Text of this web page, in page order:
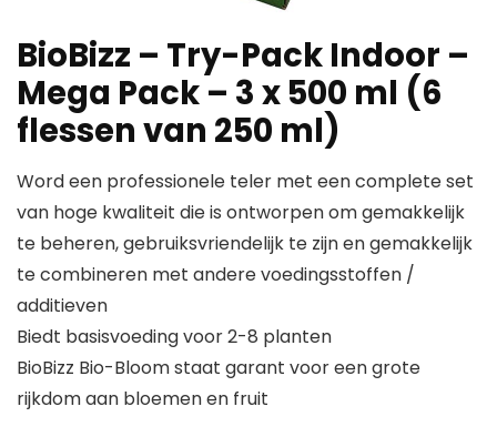
BioBizz – Try-Pack Indoor –
Mega Pack – 3 x 500 ml (6
flessen van 250 ml)
Word een professionele teler met een complete set
van hoge kwaliteit die is ontworpen om gemakkelijk
te beheren, gebruiksvriendelijk te zijn en gemakkelijk
te combineren met andere voedingsstoffen /
additieven
Biedt basisvoeding voor 2-8 planten
BioBizz Bio-Bloom staat garant voor een grote
rijkdom aan bloemen en fruit